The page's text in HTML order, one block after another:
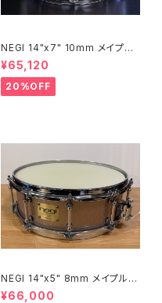
NEGI 14"x7" 10mm メイプル
スネア M10R1470P-S2N
¥65,120
20%OFF
NEGI 14"x5" 8mm メイプルス
ネア SW-MU1450PI-S2HB
¥66,000